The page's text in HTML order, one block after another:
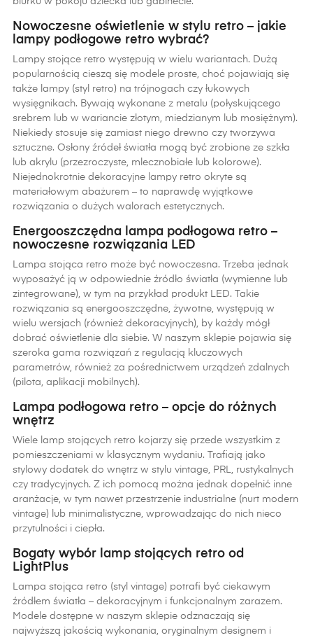
Nowoczesne oświetlenie w stylu retro – jakie
lampy podłogowe retro wybrać?
Lampy stojące retro występują w wielu wariantach. Dużą
popularnością cieszą się modele proste, choć pojawiają się
także lampy (styl retro) na trójnogach czy łukowych
wysięgnikach. Bywają wykonane z metalu (połyskującego
srebrem lub w wariancie złotym, miedzianym lub mosiężnym).
Niekiedy stosuje się zamiast niego drewno czy tworzywa
sztuczne. Osłony źródeł światła mogą być zrobione ze szkła
lub akrylu (przezroczyste, mlecznobiałe lub kolorowe).
Niejednokrotnie dekoracyjne lampy retro okryte są
materiałowym abażurem – to naprawdę wyjątkowe
rozwiązania o dużych walorach estetycznych.
Energooszczędna lampa podłogowa retro –
nowoczesne rozwiązania LED
Lampa stojąca retro może być nowoczesna. Trzeba jednak
wyposażyć ją w odpowiednie źródło światła (wymienne lub
zintegrowane), w tym na przykład produkt LED. Takie
rozwiązania są energooszczędne, żywotne, występują w
wielu wersjach (również dekoracyjnych), by każdy mógł
dobrać oświetlenie dla siebie. W naszym sklepie pojawia się
szeroka gama rozwiązań z regulacją kluczowych
parametrów, również za pośrednictwem urządzeń zdalnych
(pilota, aplikacji mobilnych).
Lampa podłogowa retro – opcje do różnych
wnętrz
Wiele lamp stojących retro kojarzy się przede wszystkim z
pomieszczeniami w klasycznym wydaniu. Trafiają jako
stylowy dodatek do wnętrz w stylu vintage, PRL, rustykalnych
czy tradycyjnych. Z ich pomocą można jednak dopełnić inne
aranżacje, w tym nawet przestrzenie industrialne (nurt modern
vintage) lub minimalistyczne, wprowadzając do nich nieco
przytulności i ciepła.
Bogaty wybór lamp stojących retro od
LightPlus
Lampa stojąca retro (styl vintage) potrafi być ciekawym
źródłem światła – dekoracyjnym i funkcjonalnym zarazem.
Modele dostępne w naszym sklepie odznaczają się
najwyższą jakością wykonania, oryginalnym designem i